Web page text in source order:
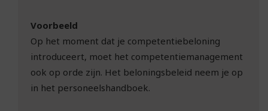
Voorbeeld
Op het moment dat je competentiebeloning
introduceert, moet het competentiemanagement
ook op orde zijn. Het beloningsbeleid neem je op
in het personeelshandboek.